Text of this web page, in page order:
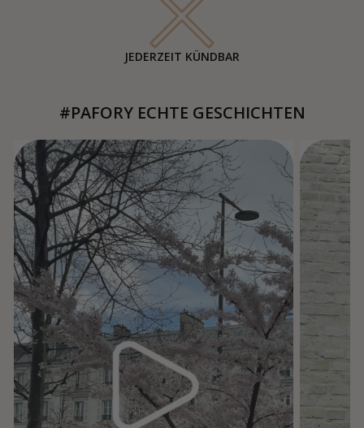
JEDERZEIT KÜNDBAR
#PAFORY ECHTE GESCHICHTEN